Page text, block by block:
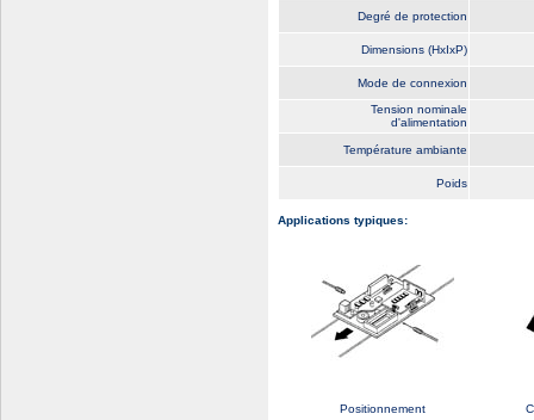
Degré de protection
Dimensions (HxIxP)
Mode de connexion
Tension nominale
d'alimentation
Température ambiante
Poids
Applications typiques:
Positionnement